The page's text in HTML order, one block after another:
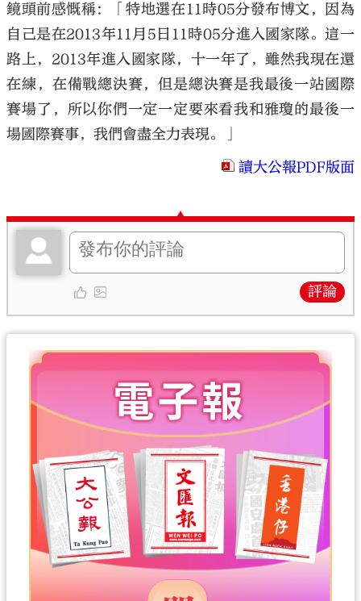
大公文匯
鏡頭前感慨稱：「特地選在11時05分發布博文，因為
自己是在2013年11月5日11時05分進入國家隊。這一
路上，2013年進入國家隊，十一年了，雖然我現在還
在練，在備戰總決賽，但是總決賽是我最後一站國際
賽場了，所以你們一定一定要來看我和雅瓊的最後一
場國際賽事，我們會盡全力表現。」
讀大公報PDF版面
評論